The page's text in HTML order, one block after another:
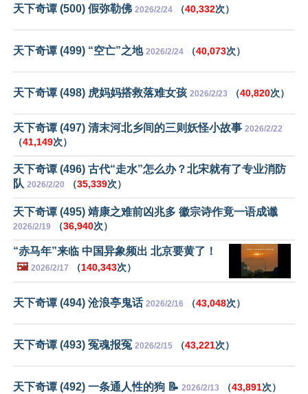
天下奇谭 (500) 假弥勒佛 2026/2/24 （40,332次）
天下奇谭 (499) “空亡”之地 2026/2/24 （40,073次）
天下奇谭 (498) 虎妈妈搭救落难女孩 2026/2/23 （40,820次）
天下奇谭 (497) 清末河北乡间的三则妖怪小故事 2026/2/22
（41,149次）
天下奇谭 (496) 古代“走水”怎么办？北宋就有了专业消防
队 2026/2/20 （35,339次）
天下奇谭 (495) 靖康之难前凶兆多 徽宗诗作竟一语成谶
2026/2/19 （36,940次）
“赤马年”来临 中国异象频出 北京要黄了！
🖼️ 2026/2/17 （140,343次）
天下奇谭 (494) 沧浪亭鬼话 2026/2/16 （43,048次）
天下奇谭 (493) 冤魂报冤 2026/2/15 （43,221次）
天下奇谭 (492) 一条通人性的狗 📝 2026/2/13 （43,891次）